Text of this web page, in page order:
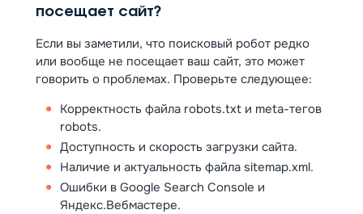
посещает сайт?
Если вы заметили, что поисковый робот редко
или вообще не посещает ваш сайт, это может
говорить о проблемах. Проверьте следующее:
Корректность файла robots.txt и meta-тегов
robots.
Доступность и скорость загрузки сайта.
Наличие и актуальность файла sitemap.xml.
Ошибки в Google Search Console и
Яндекс.Вебмастере.